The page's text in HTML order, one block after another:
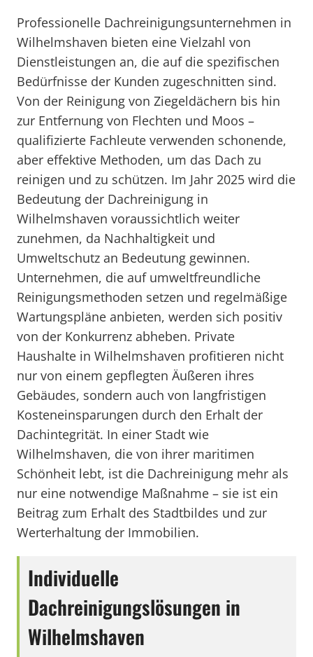
Professionelle Dachreinigungsunternehmen in
Wilhelmshaven bieten eine Vielzahl von
Dienstleistungen an, die auf die spezifischen
Bedürfnisse der Kunden zugeschnitten sind.
Von der Reinigung von Ziegeldächern bis hin
zur Entfernung von Flechten und Moos –
qualifizierte Fachleute verwenden schonende,
aber effektive Methoden, um das Dach zu
reinigen und zu schützen. Im Jahr 2025 wird die
Bedeutung der Dachreinigung in
Wilhelmshaven voraussichtlich weiter
zunehmen, da Nachhaltigkeit und
Umweltschutz an Bedeutung gewinnen.
Unternehmen, die auf umweltfreundliche
Reinigungsmethoden setzen und regelmäßige
Wartungspläne anbieten, werden sich positiv
von der Konkurrenz abheben. Private
Haushalte in Wilhelmshaven profitieren nicht
nur von einem gepflegten Äußeren ihres
Gebäudes, sondern auch von langfristigen
Kosteneinsparungen durch den Erhalt der
Dachintegrität. In einer Stadt wie
Wilhelmshaven, die von ihrer maritimen
Schönheit lebt, ist die Dachreinigung mehr als
nur eine notwendige Maßnahme – sie ist ein
Beitrag zum Erhalt des Stadtbildes und zur
Werterhaltung der Immobilien.
Individuelle
Dachreinigungslösungen in
Wilhelmshaven